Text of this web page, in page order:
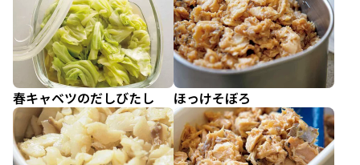
春キャベツのだしびたし ほっけそぼろ